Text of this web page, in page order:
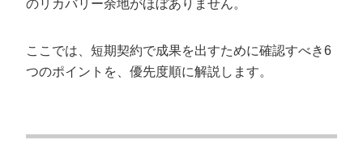
のリカバリー余地がほぼありません。
ここでは、短期契約で成果を出すために確認すべき6
つのポイントを、優先度順に解説します。